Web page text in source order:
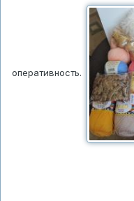
оперативность.